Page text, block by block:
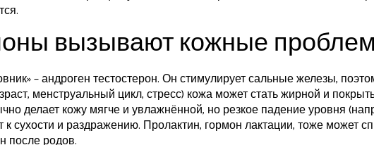
вызывают кожные
– андроген тестостерон. Он стимулирует сальные железы,
менструальный цикл, стресс) кожа может стать жирной и
делает кожу мягче и увлажнённой, но резкое падение уровня
к сухости и раздражению. Пролактин, гормон лактации, тоже может
после родов.